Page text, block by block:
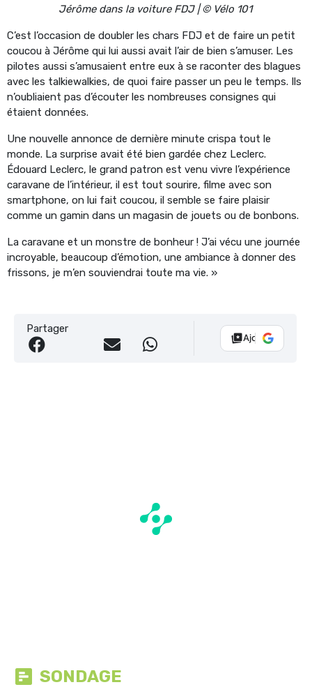
Jérôme dans la voiture FDJ | © Vélo 101
C’est l’occasion de doubler les chars FDJ et de faire un petit
coucou à Jérôme qui lui aussi avait l’air de bien s’amuser. Les
pilotes aussi s’amusaient entre eux à se raconter des blagues
avec les talkiewalkies, de quoi faire passer un peu le temps. Ils
n’oubliaient pas d’écouter les nombreuses consignes qui
étaient données.
Une nouvelle annonce de dernière minute crispa tout le
monde. La surprise avait été bien gardée chez Leclerc.
Édouard Leclerc, le grand patron est venu vivre l’expérience
caravane de l’intérieur, il est tout sourire, filme avec son
smartphone, on lui fait coucou, il semble se faire plaisir
comme un gamin dans un magasin de jouets ou de bonbons.
La caravane et un monstre de bonheur ! J’ai vécu une journée
incroyable, beaucoup d’émotion, une ambiance à donner des
frissons, je m’en souviendrai toute ma vie. »
Partager
Ajouter Vélo
SONDAGE